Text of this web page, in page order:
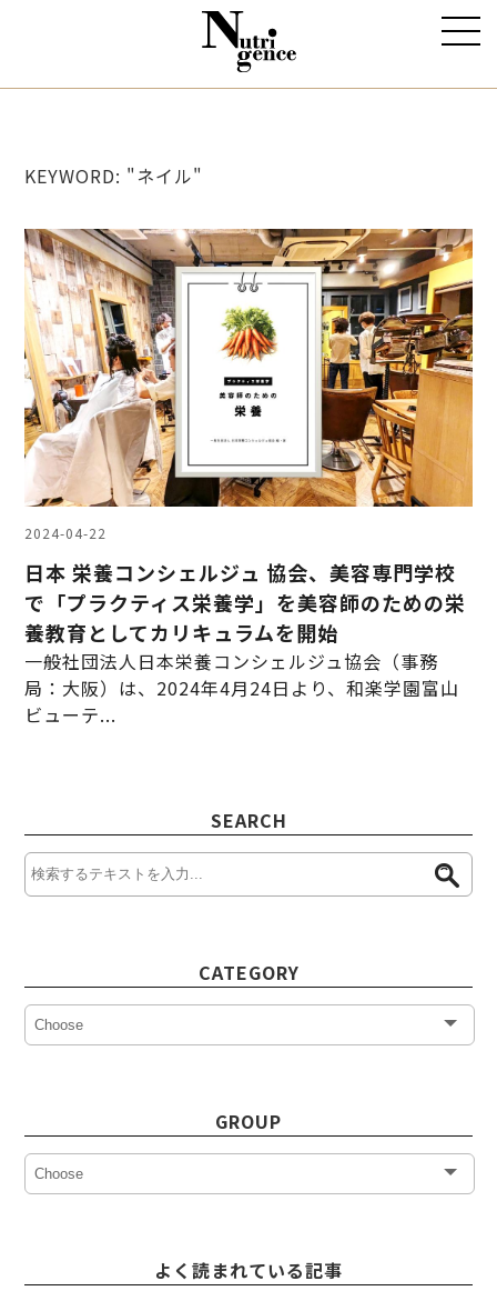
KEYWORD: "ネイル"
2024-04-22
日本 栄養コンシェルジュ 協会、美容専門学校
で「プラクティス栄養学」を美容師のための栄
養教育としてカリキュラムを開始
一般社団法人日本栄養コンシェルジュ協会（事務
局：大阪）は、2024年4月24日より、和楽学園富山
ビューテ...
SEARCH
CATEGORY
GROUP
よく読まれている記事